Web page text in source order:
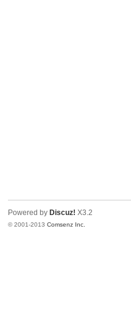
Powered by Discuz! X3.2
© 2001-2013Comsenz Inc.